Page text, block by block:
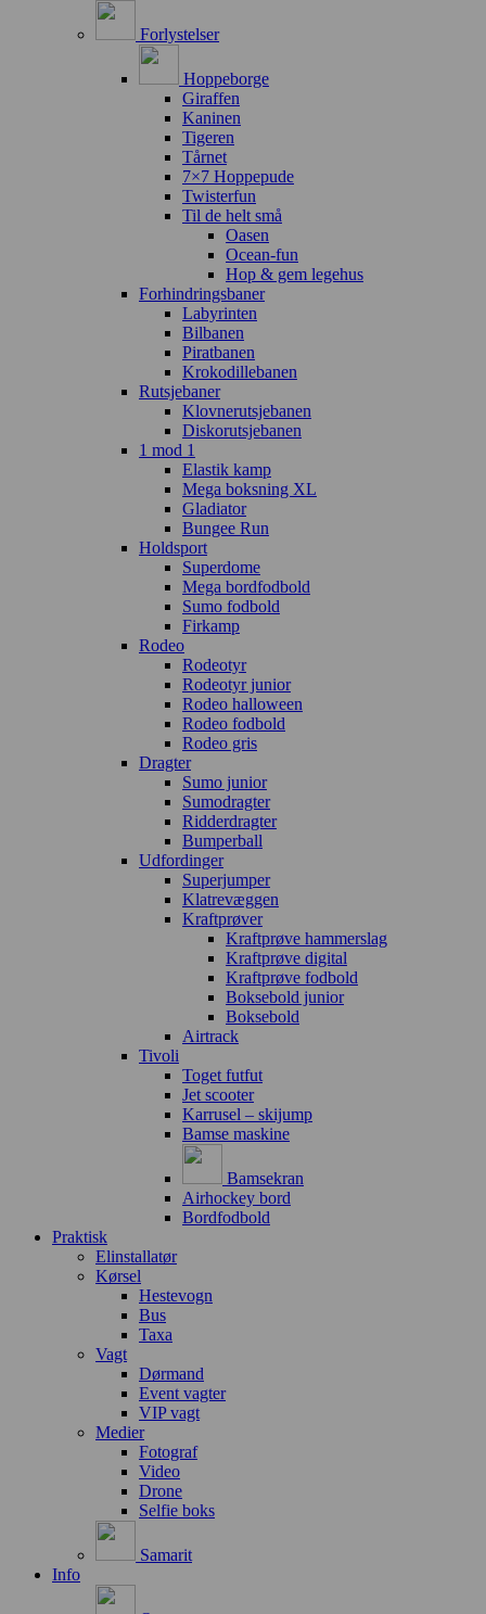
Forlystelser
Hoppeborge
Giraffen
Kaninen
Tigeren
Tårnet
7×7 Hoppepude
Twisterfun
Til de helt små
Oasen
Ocean-fun
Hop & gem legehus
Forhindringsbaner
Labyrinten
Bilbanen
Piratbanen
Krokodillebanen
Rutsjebaner
Klovnerutsjebanen
Diskorutsjebanen
1 mod 1
Elastik kamp
Mega boksning XL
Gladiator
Bungee Run
Holdsport
Superdome
Mega bordfodbold
Sumo fodbold
Firkamp
Rodeo
Rodeotyr
Rodeotyr junior
Rodeo halloween
Rodeo fodbold
Rodeo gris
Dragter
Sumo junior
Sumodragter
Ridderdragter
Bumperball
Udfordinger
Superjumper
Klatrevæggen
Kraftprøver
Kraftprøve hammerslag
Kraftprøve digital
Kraftprøve fodbold
Boksebold junior
Boksebold
Airtrack
Tivoli
Toget futfut
Jet scooter
Karrusel – skijump
Bamse maskine
Bamsekran
Airhockey bord
Bordfodbold
Praktisk
Elinstallatør
Kørsel
Hestevogn
Bus
Taxa
Vagt
Dørmand
Event vagter
VIP vagt
Medier
Fotograf
Video
Drone
Selfie boks
Samarit
Info